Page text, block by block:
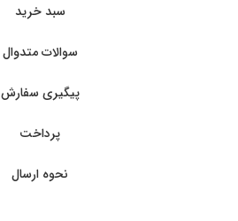
سبد خرید
سوالات متدوال
پیگیری سفارش
پرداخت
نحوه ارسال